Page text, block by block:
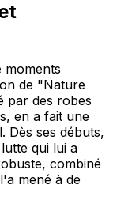
moments
de "Nature
par des robes
en a fait une
Dès ses débuts,
qui lui a
combiné
mené à de